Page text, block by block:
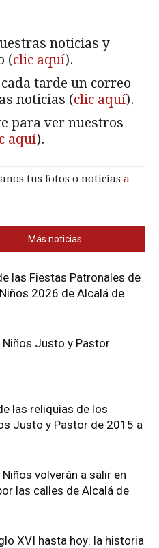
noticias y
(clic aquí).
cada tarde un correo
noticias (clic aquí).
para ver nuestros
aquí).
tus fotos o noticias a
Más noticias
las Fiestas Patronales de
2026 de Alcalá de
Niños Justo y Pastor
las reliquias de los
Justo y Pastor de 2015 a
volverán a salir en
las calles de Alcalá de
XVI hasta hoy: la historia